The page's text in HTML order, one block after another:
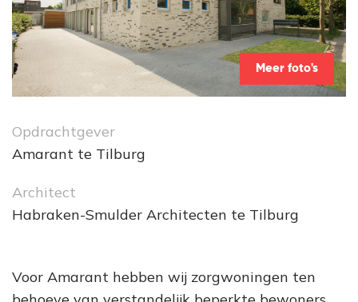
Meer foto's
Opdrachtgever
Amarant te Tilburg
Architect
Habraken-Smulder Architecten te Tilburg
Voor Amarant hebben wij zorgwoningen ten